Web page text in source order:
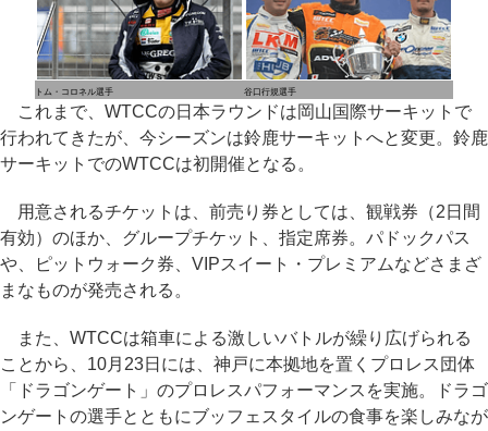
トム・コロネル選手 谷口行規選手
これまで、WTCCの日本ラウンドは岡山国際サーキットで
行われてきたが、今シーズンは鈴鹿サーキットへと変更。鈴鹿
サーキットでのWTCCは初開催となる。
用意されるチケットは、前売り券としては、観戦券（2日間
有効）のほか、グループチケット、指定席券。パドックパス
や、ピットウォーク券、VIPスイート・プレミアムなどさまざ
まなものが発売される。
また、WTCCは箱車による激しいバトルが繰り広げられる
ことから、10月23日には、神戸に本拠地を置くプロレス団体
「ドラゴンゲート」のプロレスパフォーマンスを実施。ドラゴ
ンゲートの選手とともにブッフェスタイルの食事を楽しみなが